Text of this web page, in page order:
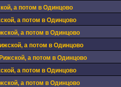
а потом в Одинцово
а потом в Одинцово
а потом в Одинцово
а потом в Одинцово
а потом в Одинцово
а потом в Одинцово
а потом в Одинцово